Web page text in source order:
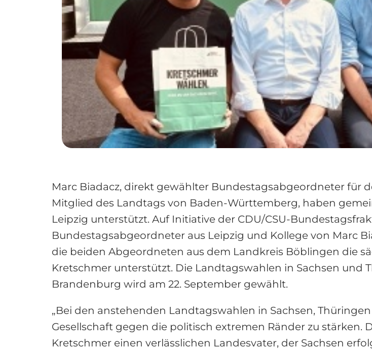
Marc Biadacz, direkt gewählter Bundestagsabgeordneter für
Mitglied des Landtags von Baden-Württemberg, haben
Leipzig unterstützt. Auf Initiative der CDU/CSU-
Bundestagsabgeordneter aus Leipzig und Kollege von Marc
die beiden Abgeordneten aus dem Landkreis Böblingen die
Kretschmer unterstützt. Die Landtagswahlen in Sachsen und
Brandenburg wird am 22. September gewählt.
„Bei den anstehenden Landtagswahlen in Sachsen,
Gesellschaft gegen die politisch extremen Ränder zu stärken.
Kretschmer einen verlässlichen Landesvater, der Sachsen